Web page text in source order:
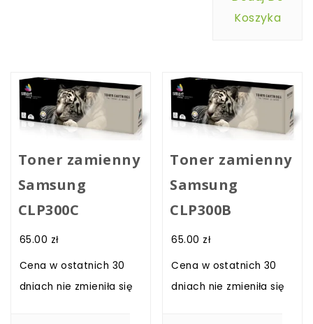
Koszyka
Toner zamienny
Samsung
CLP300C
65.00 zł
Cena w ostatnich 30
dniach nie zmieniła się
Toner zamienny
Samsung
CLP300B
65.00 zł
Cena w ostatnich 30
dniach nie zmieniła się